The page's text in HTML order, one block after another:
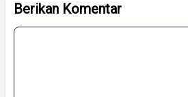
Berikan Komentar